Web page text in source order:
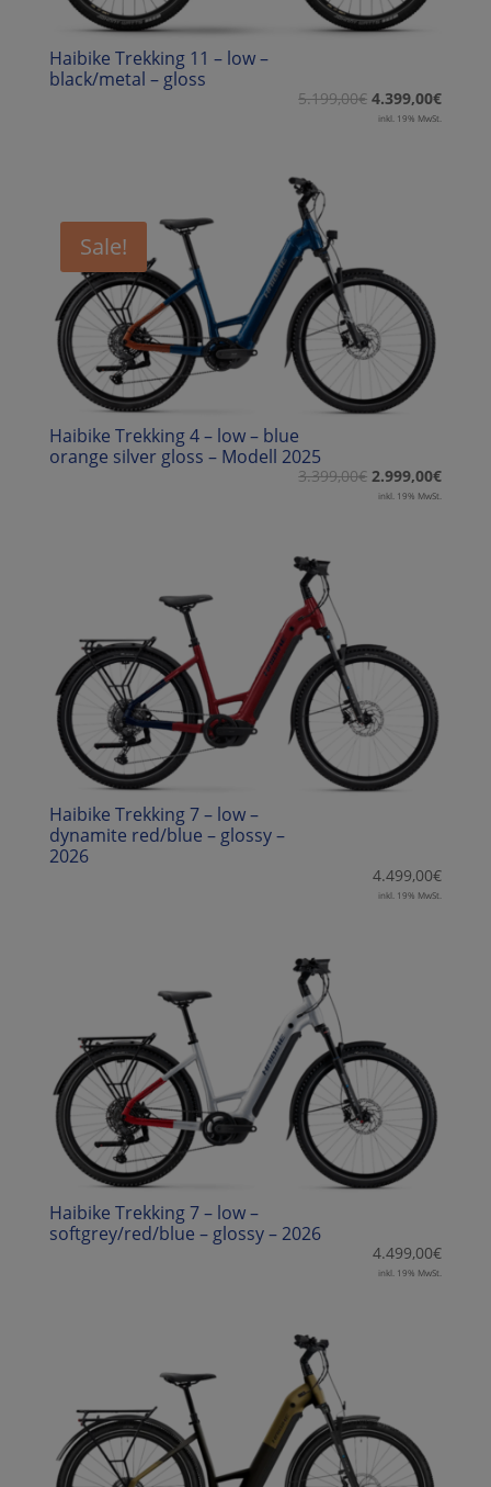
Haibike Trekking 11 – low –
black/metal – gloss
5.199,00€ 4.399,00€
inkl. 19% MwSt.
Sale!
Haibike Trekking 4 – low – blue
orange silver gloss – Modell 2025
3.399,00€ 2.999,00€
inkl. 19% MwSt.
Haibike Trekking 7 – low –
dynamite red/blue – glossy –
2026
4.499,00€
inkl. 19% MwSt.
Haibike Trekking 7 – low –
softgrey/red/blue – glossy – 2026
4.499,00€
inkl. 19% MwSt.